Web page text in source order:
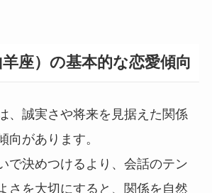
座）の基本的な恋愛傾向
、誠実さや将来を見据えた関係
向があります。
で決めつけるより、会話のテン
さを大切にすると、関係を自然